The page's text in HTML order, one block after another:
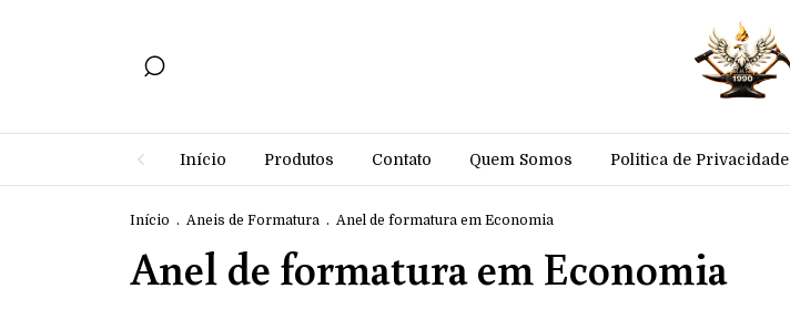
Início Produtos Contato Quem Somos Politica de Privacidade
Início . Aneis de Formatura . Anel de formatura em Economia
Anel de formatura em Economia